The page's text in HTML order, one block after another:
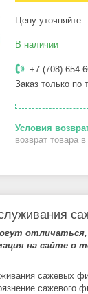
Цену уточняйте
В наличии
+7 (708) 654-
Заказ только по
возврат товара
на сайте о
сажевых
сажевого